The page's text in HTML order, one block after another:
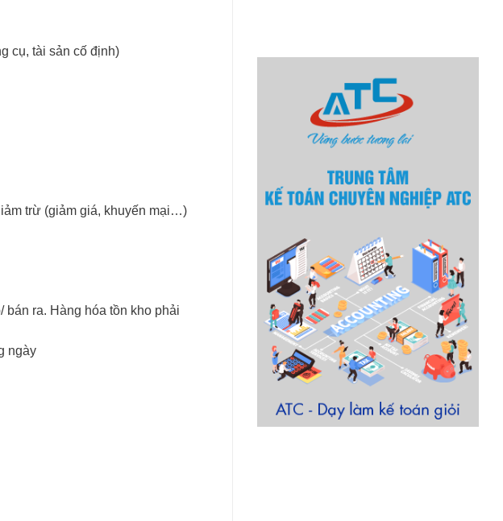
cụ, tài sản cố định)
trừ (giảm giá, khuyến mại…)
ra. Hàng hóa tồn kho phải
ngày